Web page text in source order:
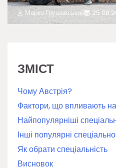
Марко Грушевський
ЗМІСТ
Чому Австрія?
Фактори, що впливають на
Найпопулярніші
Інші популярні
Як обрати спеціальність
Висновок